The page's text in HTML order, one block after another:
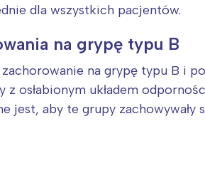
dla wszystkich pacjentów.
na grypę typu B
na grypę typu B i
osłabionym układem
jest, aby te grupy zachowywały